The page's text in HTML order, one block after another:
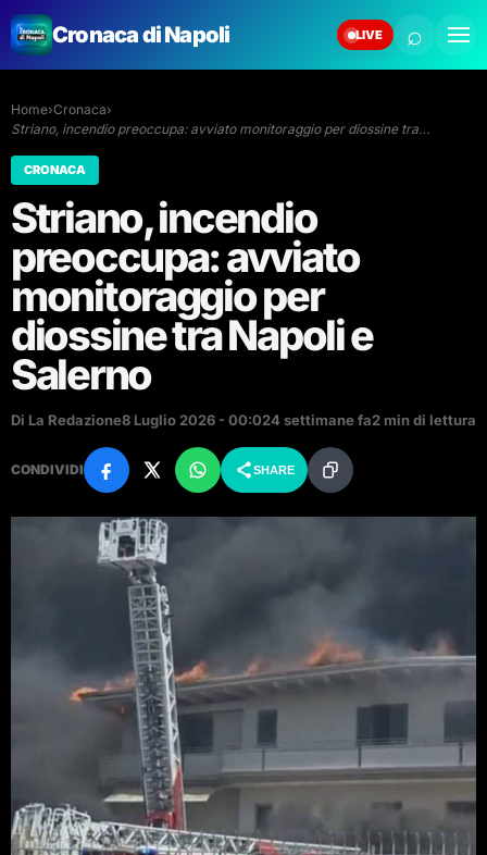
Cronaca di Napoli LIVE ⌕
Home›Cronaca›
Striano, incendio preoccupa: avviato monitoraggio per diossine tra…
CRONACA
Striano, incendio
preoccupa: avviato
monitoraggio per
diossine tra Napoli e
Salerno
Di La Redazione8 Luglio 2026 - 00:024 settimane fa2 min di lettura
CONDIVIDI SHARE